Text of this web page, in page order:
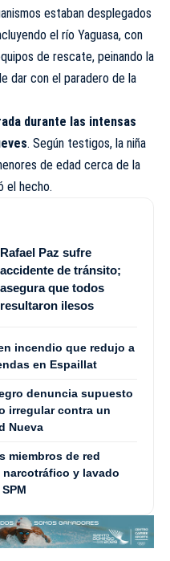
estaban desplegados
el río Yaguasa, con
de rescate, peinando la
dar con el paradero de la
durante las intensas
. Según testigos, la niña
de edad cerca de la
el hecho.
Rafael Paz sufre
accidente de tránsito;
asegura que todos
resultaron ilesos
incendio que redujo a
en Espaillat
denuncia supuesto
irregular contra un
Nueva
miembros de red
y lavado